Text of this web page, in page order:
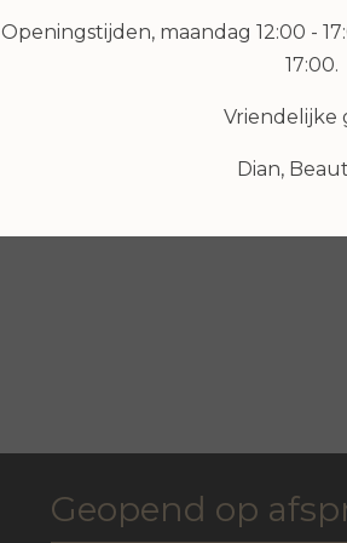
Geopend op
Openingstijden, maandag 12:00 -
17:00.
Vriendelijke
Dian,